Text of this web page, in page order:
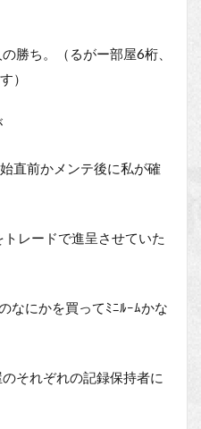
勝ち。（るがー部屋6桁、
）
直前かメンテ後に私が確
レードで進呈させていた
なにかを買ってﾐﾆﾙｰﾑかな
それぞれの記録保持者に